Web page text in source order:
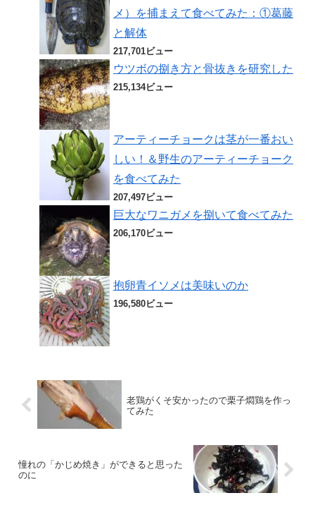
メ）を捕まえて食べてみた：①葛藤
と解体
217,701ビュー
ウツボの捌き方と骨抜きを研究した
215,134ビュー
アーティーチョークは茎が一番おい
しい！＆野生のアーティーチョーク
を食べてみた
207,497ビュー
巨大なワニガメを捌いて食べてみた
206,170ビュー
抱卵青イソメは美味いのか
196,580ビュー
老鶏がくそ安かったので栗子燜鶏を作っ
てみた
憧れの「かじめ焼き」ができると思った
のに